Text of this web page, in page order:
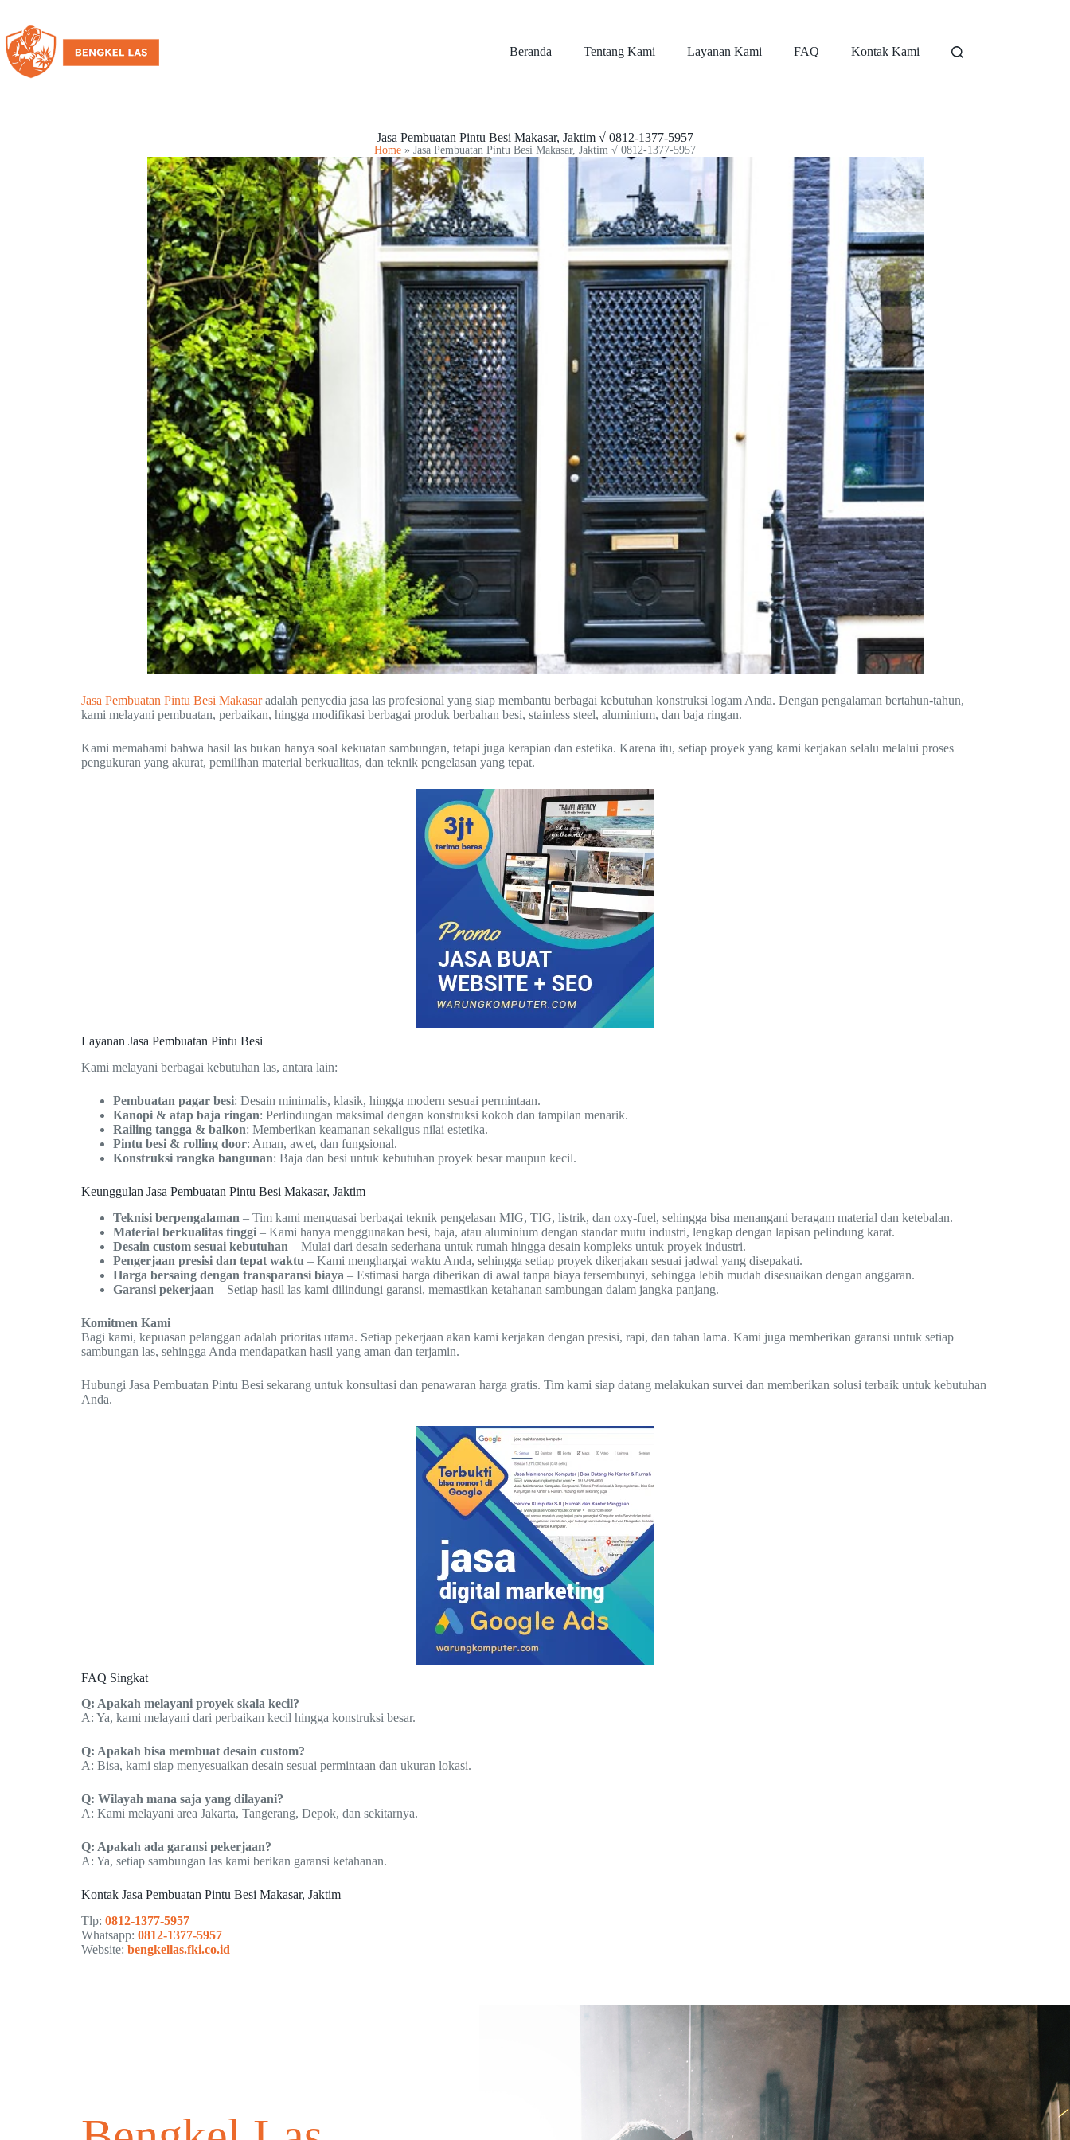
Beranda Tentang Kami Layanan Kami FAQ Kontak Kami
Jasa Pembuatan Pintu Besi Makasar, Jaktim √ 0812-1377-5957
Home » Jasa Pembuatan Pintu Besi Makasar, Jaktim √ 0812-1377-5957
Jasa Pembuatan Pintu Besi Makasaradalah penyedia jasa las profesional yang siap membantu berbagai kebutuhan konstruksi logam Anda. Dengan pengalaman bertahun-tahun,
kami melayani pembuatan, perbaikan, hingga modifikasi berbagai produk berbahan besi, stainless steel, aluminium, dan baja ringan.
Kami memahami bahwa hasil las bukan hanya soal kekuatan sambungan, tetapi juga kerapian dan estetika. Karena itu, setiap proyek yang kami kerjakan selalu melalui proses
pengukuran yang akurat, pemilihan material berkualitas, dan teknik pengelasan yang tepat.
Layanan Jasa Pembuatan Pintu Besi
Kami melayani berbagai kebutuhan las, antara lain:
Pembuatan pagar besi: Desain minimalis, klasik, hingga modern sesuai permintaan.
Kanopi & atap baja ringan: Perlindungan maksimal dengan konstruksi kokoh dan tampilan menarik.
Railing tangga & balkon: Memberikan keamanan sekaligus nilai estetika.
Pintu besi & rolling door: Aman, awet, dan fungsional.
Konstruksi rangka bangunan: Baja dan besi untuk kebutuhan proyek besar maupun kecil.
Keunggulan Jasa Pembuatan Pintu Besi Makasar, Jaktim
Teknisi berpengalaman – Tim kami menguasai berbagai teknik pengelasan MIG, TIG, listrik, dan oxy-fuel, sehingga bisa menangani beragam material dan ketebalan.
Material berkualitas tinggi – Kami hanya menggunakan besi, baja, atau aluminium dengan standar mutu industri, lengkap dengan lapisan pelindung karat.
Desain custom sesuai kebutuhan – Mulai dari desain sederhana untuk rumah hingga desain kompleks untuk proyek industri.
Pengerjaan presisi dan tepat waktu – Kami menghargai waktu Anda, sehingga setiap proyek dikerjakan sesuai jadwal yang disepakati.
Harga bersaing dengan transparansi biaya – Estimasi harga diberikan di awal tanpa biaya tersembunyi, sehingga lebih mudah disesuaikan dengan anggaran.
Garansi pekerjaan – Setiap hasil las kami dilindungi garansi, memastikan ketahanan sambungan dalam jangka panjang.
Komitmen Kami
Bagi kami, kepuasan pelanggan adalah prioritas utama. Setiap pekerjaan akan kami kerjakan dengan presisi, rapi, dan tahan lama. Kami juga memberikan garansi untuk setiap
sambungan las, sehingga Anda mendapatkan hasil yang aman dan terjamin.
Hubungi Jasa Pembuatan Pintu Besi sekarang untuk konsultasi dan penawaran harga gratis. Tim kami siap datang melakukan survei dan memberikan solusi terbaik untuk kebutuhan
Anda.
FAQ Singkat
Q: Apakah melayani proyek skala kecil?
A: Ya, kami melayani dari perbaikan kecil hingga konstruksi besar.
Q: Apakah bisa membuat desain custom?
A: Bisa, kami siap menyesuaikan desain sesuai permintaan dan ukuran lokasi.
Q: Wilayah mana saja yang dilayani?
A: Kami melayani area Jakarta, Tangerang, Depok, dan sekitarnya.
Q: Apakah ada garansi pekerjaan?
A: Ya, setiap sambungan las kami berikan garansi ketahanan.
Kontak Jasa Pembuatan Pintu Besi Makasar, Jaktim
Tlp: 0812-1377-5957
Whatsapp: 0812-1377-5957
Website: bengkellas.fki.co.id